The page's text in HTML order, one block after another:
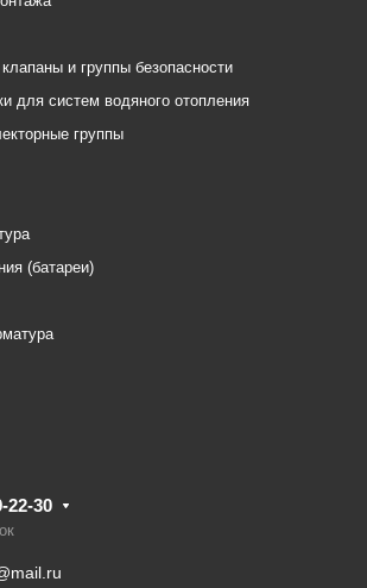
и группы безопасности
для систем водяного отопления
группы
(батареи)
22-30